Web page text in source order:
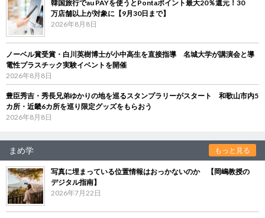
韓国旅行でau PAYを使うとPontaポイント最大20％還元！30
万店舗以上が対象に【9月30日まで】
2026年8月8日
ノーベル賞受賞・白川英樹博士が小中高生を直接指導 名城大学が講演会と導
電性プラスチック実験イベントを開催
2026年8月8日
豊臣秀吉・秀長兄弟ゆかりの地を巡るスタンプラリーがスタート 和歌山市内5
カ所・近畿6カ所を巡り限定グッズをもらおう
2026年8月8日
まめ学 もっと見る
写真に埋まっている位置情報はおっかないのか 【岡嶋教授の
デジタル指南】
2026年7月22日